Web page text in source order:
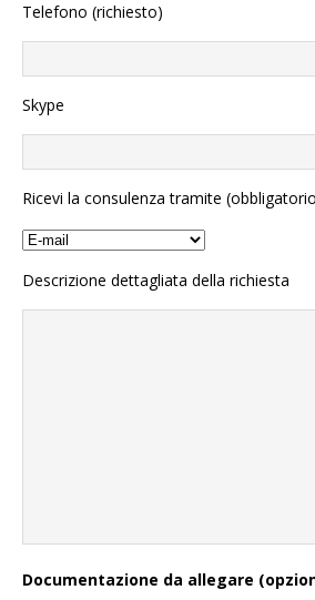
Telefono (richiesto)
Skype
Ricevi la consulenza tramite
Descrizione dettagliata della richiesta
Documentazione da allegare